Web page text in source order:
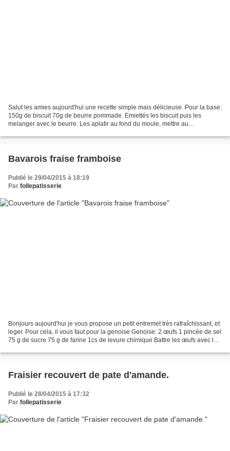
Salut les amies aujourd'hui une recette simple mais délicieuse. Pour la base:
150g de biscuit 70g de beurre pommade. Emiettés les biscuit puis les
melanger avec le beurre. Les aplatir au fond du moule, mettre au
Bavarois fraise framboise
Publié le 29/04/2015 à 18:19
Par follepatisserie
Bonjours aujourd'hui je vous propose un petit entremet très rafraîchissant, et
leger. Pour cela, il vous faut pour la genoise Genoise: 2 œufs 1 pincée de sel
75 g de sucre 75 g de farine 1cs de levure chimique Battre les œufs avec la
Fraisier recouvert de pate d'amande.
Publié le 28/04/2015 à 17:32
Par follepatisserie